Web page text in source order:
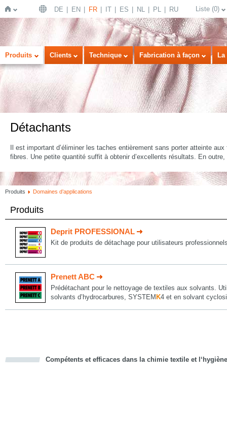
Page
d'accueil
DE EN FR IT ES NL PL RU Liste (0)
Produits Clients Technique Fabrication à façon
Détachants
Il est important d’éliminer les taches entièrement sans porter atteinte
fibres. Une petite quantité suffit à obtenir d’excellents résultats. En
Produits Domaines d’applications
Produits
Deprit PROFESSIONAL
Kit de produits de détachage pour utilisateurs
Prenett ABC
Prédétachant pour le nettoyage de textiles aux solvants.
solvants d’hydrocarbures, SYSTEM K4 et en solvant
Compétents et efficaces dans la chimie textile et l‘hygiène